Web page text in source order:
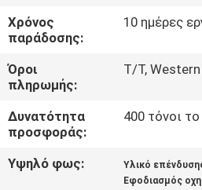
ΈΝΑ
ΑΠΌΣΠΑΣΜΑ
SITEMAP
Χρόνος
παράδοσης:
10 ημέρες
Όροι
πληρωμής:
T/T,
Δυνατότητα
προσφοράς:
400 τόνοι
Υψηλό φως: Υλικό
Εφοδιασμός